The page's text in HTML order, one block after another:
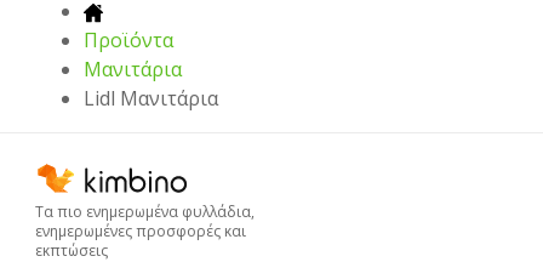
Προϊόντα
Μανιτάρια
Lidl Μανιτάρια
Τα πιο ενημερωμένα φυλλάδια,
ενημερωμένες προσφορές και
εκπτώσεις